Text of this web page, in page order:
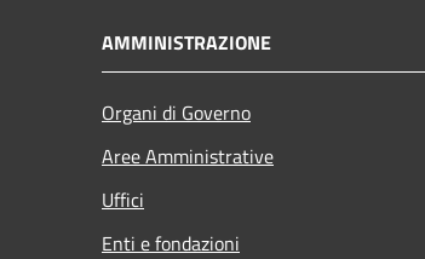
AMMINISTRAZIONE
Organi di Governo
Aree Amministrative
Uffici
Enti e fondazioni